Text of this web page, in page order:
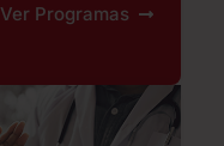
Ver Programas